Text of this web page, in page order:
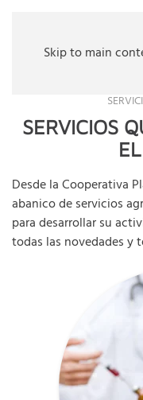
Skip to main
SERVICIOS
EL
Desde la Cooperativa
abanico de servicios
para desarrollar su
todas las novedades y